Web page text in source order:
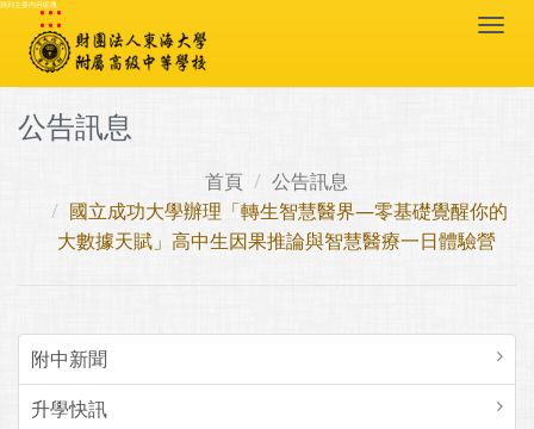
跳到主要內容區塊
:::
公告訊息
首頁
公告訊息
國立成功大學辦理「轉生智慧醫界—零基礎覺醒你的
大數據天賦」高中生因果推論與智慧醫療一日體驗營
附中新聞
升學快訊